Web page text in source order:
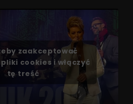
zaakceptować
cookies i włączyć
tę treść